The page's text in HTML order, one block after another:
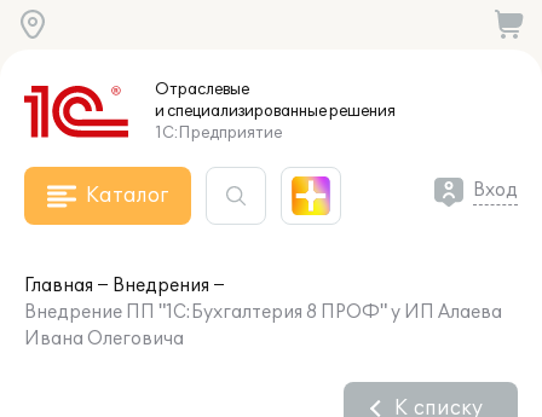
Отраслевые
и специализированныерешения
1С:Предприятие
Каталог Вход
Главная
Внедрения
Внедрение ПП "1С:Бухгалтерия 8 ПРОФ" у ИП Алаева
Ивана Олеговича
К списку